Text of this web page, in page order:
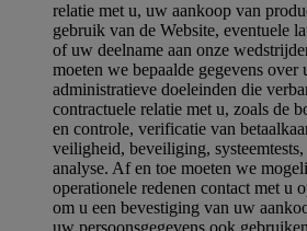
relatie met u, uw aankoop van
gebruik van de Website, eventuele
of uw deelname aan onze
moeten we bepaalde gegevens
administratieve doeleinden die
contractuele relatie met u, zoals de
en controle, verificatie van
veiligheid, beveiliging,
analyse. Af en toe moeten we
operationele redenen contact met u
om u een bevestiging van uw